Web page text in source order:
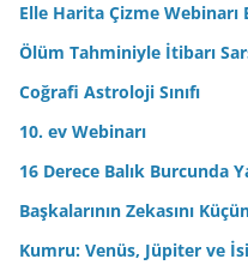
i
n
Elle Harita Çizme Webinarı
Ölüm Tahminiyle İtibarı
Coğrafi Astroloji Sınıfı
10. ev Webinarı
16 Derece Balık Burcunda
Başkalarının Zekasını
Kumru: Venüs, Jüpiter ve